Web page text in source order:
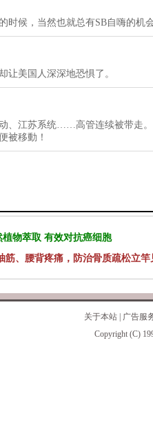
时候，当然也就总有SB自嗨的机
让美国人深深地恐惧了。
、江苏系统……高管连续被带走
被移動！
物萃取 有效对抗癌细胞
筋、腰背疼痛，防治骨质疏松立竿
关于本站
广告服
Copyright (C)